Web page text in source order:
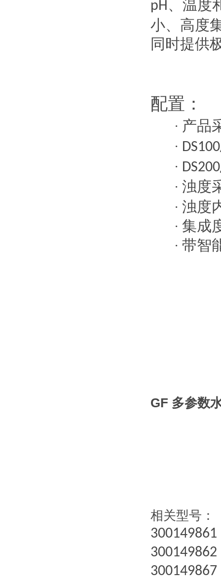
pH、温度
小、高度
同时提供
配置：
· 产品
·
· DS200
· 浊度
· 浊度
· 集成
· 带智
GF 多参数
相关型号：
300149861
300149862
300149867